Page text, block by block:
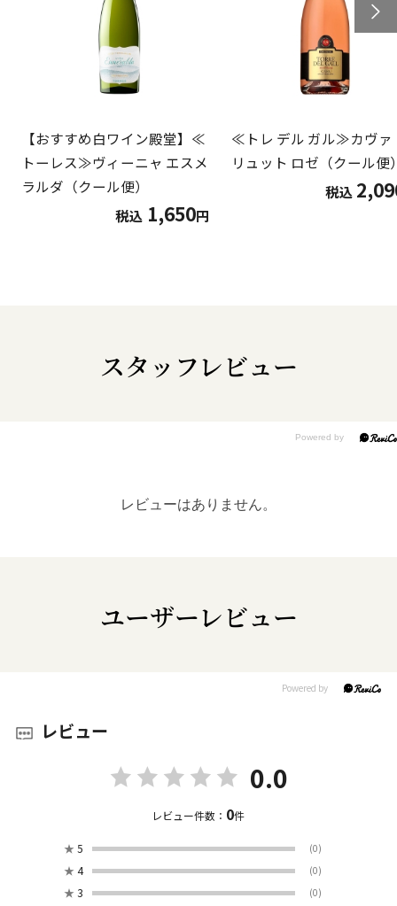
【おすすめ白ワイン殿堂】≪
トーレス≫ヴィーニャ エスメ
ラルダ（クール便）
税込 1,650円
≪トレ デル ガル≫カヴァ
リュット ロゼ（クール便
税込
スタッフレビュー
レビューはありません。
ユーザーレビュー
レビュー
0.0
レビュー件数： 0件
★ 5 (0)
★ 4 (0)
★ 3 (0)